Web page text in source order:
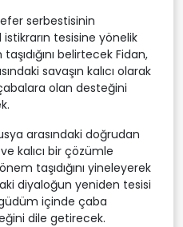
serbestisinin
tesisine yönelik
belirtecek Fidan,
savaşın kalıcı olarak
olan desteğini
arasındaki doğrudan
kalıcı bir çözümle
taşıdığını yineleyerek
diyaloğun yeniden tesisi
içinde çaba
dile getirecek.